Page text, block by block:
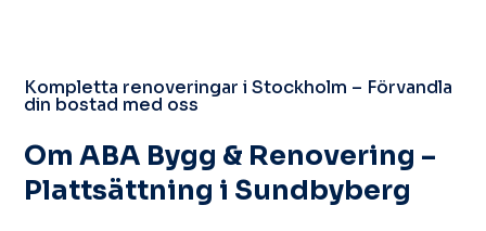
Kompletta renoveringar i Stockholm – Förvandla
din bostad med oss
Om ABA Bygg & Renovering –
Plattsättning i Sundbyberg